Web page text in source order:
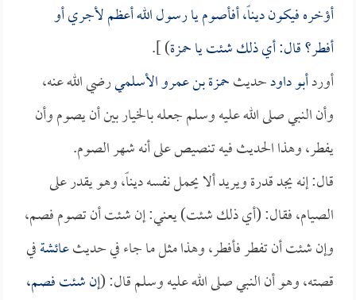
أؤخره فيكون ديناً، أفأصوم يا رسول الله أعظم لأجري أو
أفطر؟ قال: أي ذلك شئت ياحمزة) ].
أوردأبو داودحديثحمزة بن عمرو الأسلميرضي الله عنه،
وأن النبي صلى الله عليه وسلم جعله بالخيار بين أن يصوم وأن
يفطر، وهذا الحديث فيه تنصيص على أنه شهر الصوم.
قال: إنه يجد قدرة ويريد ألا يحمل نفسه ديناً، وهو يقدر على
الصيام، فقال: (أي ذلك شئت) يعني: إن شئت أن تصوم فصم،
وإن شئت أن تفطر فأفطر، وهذا مثل ما جاء في حديثعائشةفي
قصته، وهو أن النبي صلى الله عليه وسلم قال: (إن شئت فصم،